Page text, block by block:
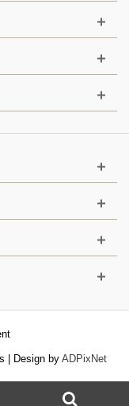
| Design by ADPixNet